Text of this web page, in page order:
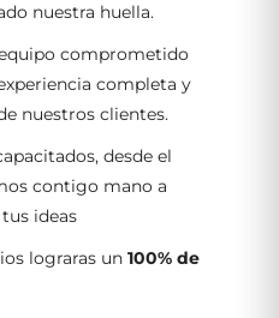
nuestra huella.
comprometido
completa y
nuestros clientes.
desde el
contigo mano a
ideas
lograras un100% de